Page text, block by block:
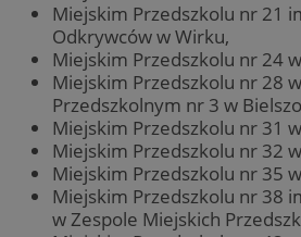
Miejskim Przedszkolu nr 21
Odkrywców w Wirku,
Miejskim Przedszkolu nr 24
Miejskim Przedszkolu nr 28
Przedszkolnym nr 3 w
Miejskim Przedszkolu nr 31
Miejskim Przedszkolu nr 32
Miejskim Przedszkolu nr 35
Miejskim Przedszkolu nr 38
w Zespole Miejskich